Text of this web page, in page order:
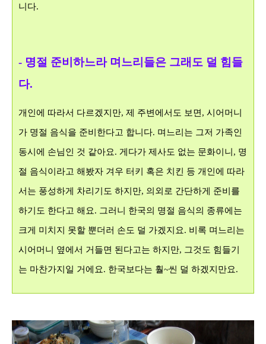
니다.
- 명절 준비하느라 며느리들은 그래도 덜 힘들
다.
개인에 따라서 다르겠지만, 제 주변에서도 보면, 시어머니
가 명절 음식을 준비한다고 합니다. 며느리는 그저 가족인
동시에 손님인 것 같아요. 게다가 제사도 없는 문화이니, 명
절 음식이라고 해봤자 겨우 터키 혹은 치킨 등 개인에 따라
서는 풍성하게 차리기도 하지만, 의외로 간단하게 준비를
하기도 한다고 해요. 그러니 한국의 명절 음식의 종류에는
크게 미치지 못할 뿐더러 손도 덜 가겠지요. 비록 며느리는
시어머니 옆에서 거들면 된다고는 하지만, 그것도 힘들기
는 마찬가지일 거에요. 한국보다는 훨~씬 덜 하겠지만요.